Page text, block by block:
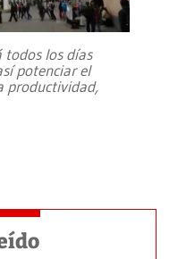
todos los días
potenciar el
productividad,